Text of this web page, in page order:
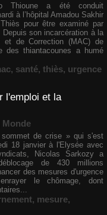
Thioune a été conduit
à l’hôpital Amadou Sakhir
pour être examiné par
Depuis son incarcération à la
et de Correction (MAC) de
des thiantacounes a humé
, santé, thiès, urgence
l'emploi et la
Monde
de crise » qui s'est
18 janvier à l'Elysée avec
Nicolas Sarkozy a
de 430 millions
des mesures d'urgence
le chômage, dont
, mesure,